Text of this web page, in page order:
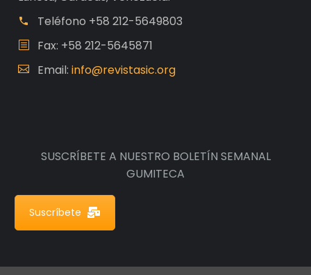
Teléfono +58 212-5649803
Fax: +58 212-5645871
Email: info@revistasic.org
SUSCRÍBETE A NUESTRO BOLETÍN SEMANAL
GUMITECA
Suscríbete